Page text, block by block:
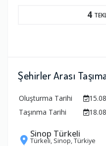
4
Şehirler Arası
Oluşturma Tarihi
Taşınma Tarihi
Sinop Türkeli
Türkeli, Sinop, Türkiye